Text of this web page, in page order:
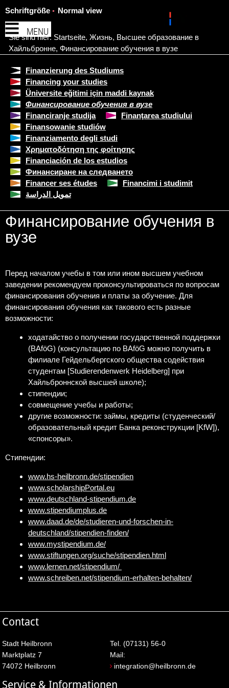
MENU
Schriftgröße Normal view
Sie sind hier: Startseite, Жизнь, Высшее образование в
Хайльбронне, Финансирование обучения в вузе
Finanzierung des Studiums
Financing your studies
Üniversite eğitimi için maddi kaynak
Финансирование обучения в вузе
Financiranje studija
Finanţarea studiului
Finansowanie studiów
Finanziamento degli studi
Χρηματοδότηση της φοίτησης
Financiación de los estudios
Финансиране на следването
Financer ses études
Financimi i studimit
تمويل الدراسة
Финансирование обучения в
вузе
Перед началом учебы в том или ином высшем учебном
заведении рекомендуем проконсультироваться по вопросам
финансирования обучения и платы за обучение. Для
финансирования обучения как такового есть разные
возможности:
ходатайство о получении государственной поддержки
(BAföG) (консультацию по BAföG можно получить в
филиале Гейдельбергского общества содействия
студентам [Studierendenwerk Heidelberg] при
Хайльброннской высшей школе);
стипендии;
совмещение учебы и работы;
другие возможности: займы, кредиты (студенческий/
образовательный кредит Банка реконструкции [KfW]),
«спонсоры».
Стипендии:
www.hs-heilbronn.de/stipendien
www.scholarshipPortal.eu
www.deutschland-stipendium.de
www.stipendiumplus.de
www.daad.de/de/studieren-und-forschen-in-
deutschland/stipendien-finden/
www.mystipendium.de/
www.stiftungen.org/suche/stipendien.html
www.lernen.net/stipendium/
www.schreiben.net/stipendium-erhalten-behalten/
Contact
Stadt Heilbronn
Marktplatz 7
74072 Heilbronn
Tel. (07131) 56-0
Mail:
integration@heilbronn.de
Service & Informationen